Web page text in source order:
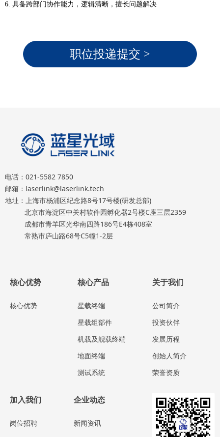
职位投递提交 >
6. 具备跨部门协作能力，逻辑清晰，擅长问题解决
核心优势
核心优势
核心产品
星载终端
星载组部件
机载及舰载终端
地面终端
测试系统
关于我们
公司简介
投资伙伴
发展历程
创始人简介
荣誉资质
加入我们
岗位招聘
企业动态
新闻资讯
电话：021-5582 7850
邮箱：laserlink@laserlink.tech
地址：上海市杨浦区纪念路8号17号楼(研发总部)
北京市海淀区中关村软件园孵化器2号楼C座三层2359
成都市青羊区光华南四路186号E4栋408室
常熟市庐山路68号C5幢1-2层